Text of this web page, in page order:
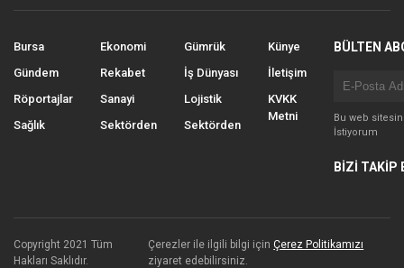
Bursa
Gündem
Röportajlar
Sağlık
Ekonomi
Rekabet
Sanayi
Sektörden
Gümrük
İş Dünyası
Lojistik
Sektörden
Künye
İletişim
KVKK
Metni
BÜLTEN
Bu web
İstiyorum
BİZİ TAKİP
Copyright 2021 Tüm
Hakları Saklıdır.
Çerezler ile ilgili bilgi içinÇerez Politikamızı
ziyaret edebilirsiniz.